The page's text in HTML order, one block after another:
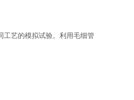
艺的模拟试验。利用毛细管